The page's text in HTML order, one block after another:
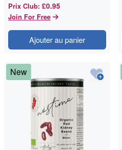
Prix Club: £0.95
Join For Free
Ajouter au panier
New